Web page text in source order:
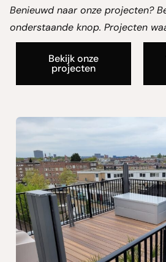
Benieuwd naar onze projecten?
onderstaande knop. Projecten
Bekijk onze
projecten